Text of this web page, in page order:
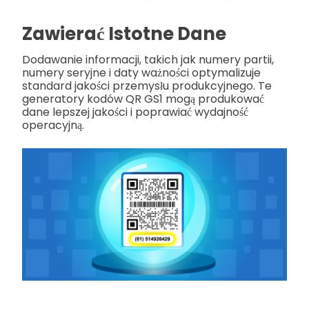
Zawierać Istotne Dane
Dodawanie informacji, takich jak numery partii,
numery seryjne i daty ważności optymalizuje
standard jakości przemysłu produkcyjnego. Te
generatory kodów QR GS1 mogą produkować
dane lepszej jakości i poprawiać wydajność
operacyjną.